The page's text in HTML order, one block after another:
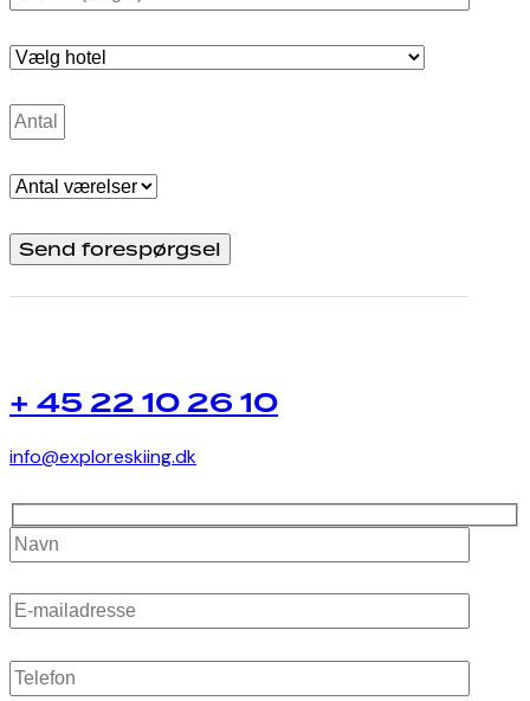
+ 45 22 10 26 10
info@exploreskiing.dk